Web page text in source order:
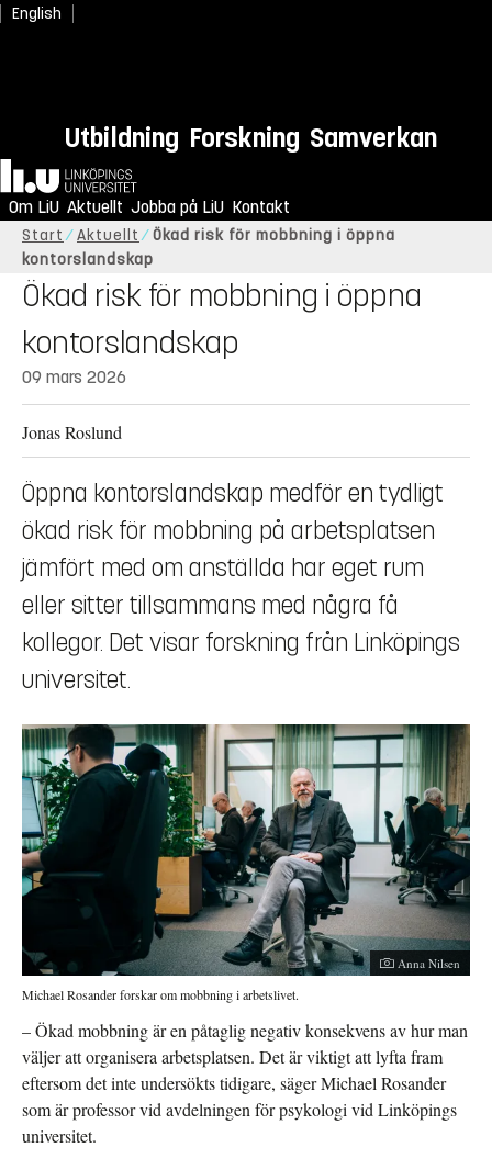
English
Utbildning Forskning Samverkan
Hem
Om LiU Aktuellt Jobba på LiU Kontakt
Start Aktuellt
Ökad risk för mobbning i öppna
kontorslandskap
Ökad risk för mobbning i öppna
kontorslandskap
09 mars 2026
Jonas Roslund
Öppna kontorslandskap medför en tydligt
ökad risk för mobbning på arbetsplatsen
jämfört med om anställda har eget rum
eller sitter tillsammans med några få
kollegor. Det visar forskning från Linköpings
universitet.
Fotograf:
Anna Nilsen
Michael Rosander forskar om mobbning i arbetslivet.
– Ökad mobbning är en påtaglig negativ konsekvens av hur man
väljer att organisera arbetsplatsen. Det är viktigt att lyfta fram
eftersom det inte undersökts tidigare, säger Michael Rosander
som är professor vid avdelningen för psykologi vid Linköpings
universitet.